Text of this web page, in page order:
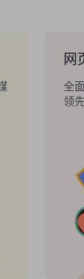
网
全
领